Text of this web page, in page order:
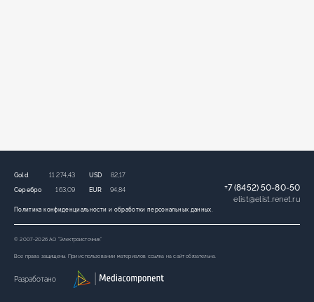
Политика конфиденциальности и обработки персональных данных.
Gold 11 274,43
Серебро 163,09
USD 82,17
EUR 94,84 +7 (8452) 50-80-50
elist@elist.renet.ru
© 2007-2026 АО “Электроисточник”
Все права защищены. При использовании материалов ссылка на сайт обязательна.
Разработано